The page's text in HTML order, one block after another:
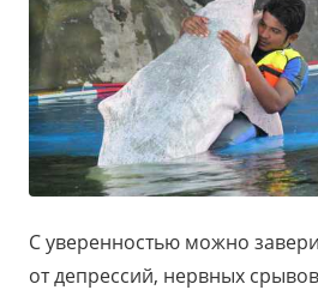
С уверенностью можно
от депрессий, нервных